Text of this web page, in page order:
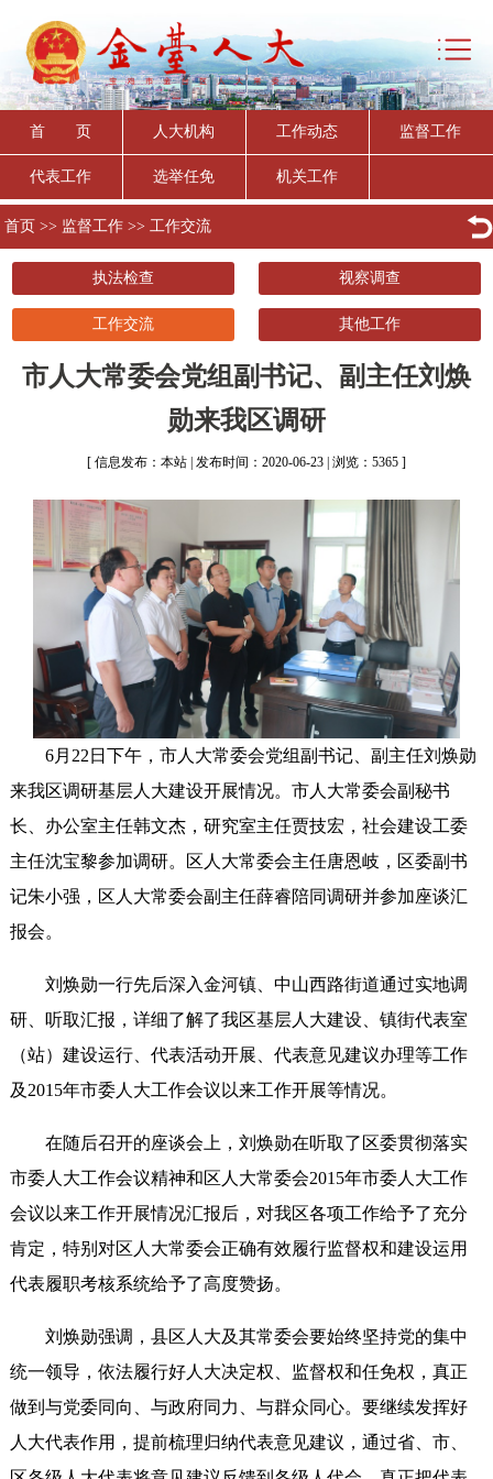
首 页 人大机构 工作动态 监督工作
代表工作 选举任免 机关工作
首页 >> 监督工作 >> 工作交流
执法检查 视察调查
工作交流 其他工作
市人大常委会党组副书记、副主任刘焕
勋来我区调研
[ 信息发布：本站 | 发布时间：2020-06-23 | 浏览：5365 ]
6月22日下午，市人大常委会党组副书记、副主任刘焕勋
来我区调研基层人大建设开展情况。市人大常委会副秘书
长、办公室主任韩文杰，研究室主任贾技宏，社会建设工委
主任沈宝黎参加调研。区人大常委会主任唐恩岐，区委副书
记朱小强，区人大常委会副主任薛睿陪同调研并参加座谈汇
报会。
刘焕勋一行先后深入金河镇、中山西路街道通过实地调
研、听取汇报，详细了解了我区基层人大建设、镇街代表室
（站）建设运行、代表活动开展、代表意见建议办理等工作
及2015年市委人大工作会议以来工作开展等情况。
在随后召开的座谈会上，刘焕勋在听取了区委贯彻落实
市委人大工作会议精神和区人大常委会2015年市委人大工作
会议以来工作开展情况汇报后，对我区各项工作给予了充分
肯定，特别对区人大常委会正确有效履行监督权和建设运用
代表履职考核系统给予了高度赞扬。
刘焕勋强调，县区人大及其常委会要始终坚持党的集中
统一领导，依法履行好人大决定权、监督权和任免权，真正
做到与党委同向、与政府同力、与群众同心。要继续发挥好
人大代表作用，提前梳理归纳代表意见建议，通过省、市、